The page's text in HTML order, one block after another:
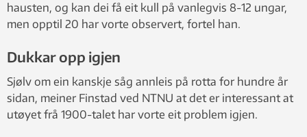
hausten, og kan dei få eit kull på vanlegvis 8-12 ungar,
men opptil 20 har vorte observert, fortel han.
Dukkar opp igjen
Sjølv om ein kanskje såg annleis på rotta for hundre år
sidan, meiner Finstad ved NTNU at det er interessant at
utøyet frå 1900-talet har vorte eit problem igjen.